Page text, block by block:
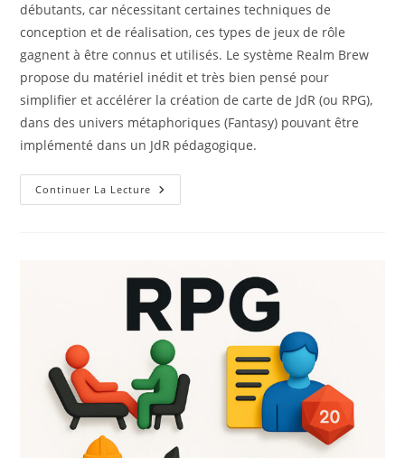
débutants, car nécessitant certaines techniques de
conception et de réalisation, ces types de jeux de rôle
gagnent à être connus et utilisés. Le système Realm Brew
propose du matériel inédit et très bien pensé pour
simplifier et accélérer la création de carte de JdR (ou RPG),
dans des univers métaphoriques (Fantasy) pouvant être
implémenté dans un JdR pédagogique.
Continuer La Lecture Des
Tuiles
En
Double
Face
Pour
Concevoir
Et
Construire
Son
Plateau
Inédit
De
Jeu
De
Rôle